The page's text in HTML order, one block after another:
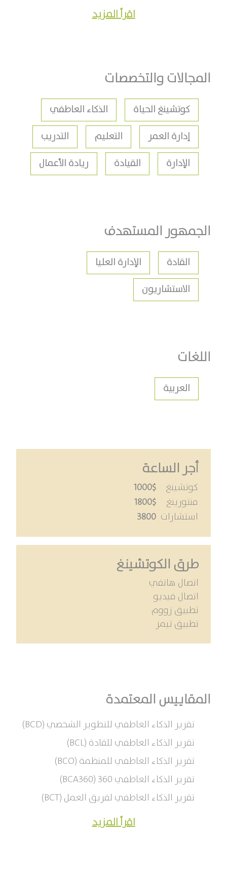
اقرأ المزيد
المجالات والتخصصات
كوتشينغ الحياة
الذكاء العاطفي
إدارة العمر
التعليم
التدريب
الإدارة
القيادة ريادة الأعمال
الجمهور المستهدف
القادة
الإدارة العليا
الاستشاريون
اللغات
العربية
أجر الساعة
كوتشينغ
1000$
منتورينغ
1800$
استشارات 3800
طرق الكوتشينغ
اتصال هاتفي
اتصال فيديو
تطبيق زووم
تطبيق تيمز
المقاييس المعتمدة
تقرير الذكاء العاطفي للتطوير الشخصي (BCD)
تقرير الذكاء العاطفي للقادة (BCL)
تقرير الذكاء العاطفي للمنظمة (BCO)
تقرير الذكاء العاطفي 360 (BCA360)
تقرير الذكاء العاطفي لفريق العمل (BCT)
اقرأ المزيد